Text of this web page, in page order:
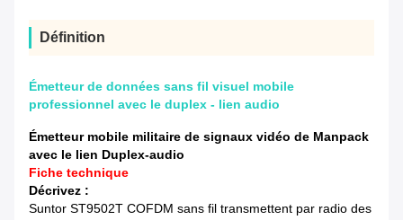
Définition
Émetteur de données sans fil visuel mobile
professionnel avec le duplex - lien audio
Émetteur mobile militaire de signaux vidéo de Manpack
avec le lien Duplex-audio
Fiche technique
Décrivez :
Suntor ST9502T COFDM sans fil transmettent par radio des